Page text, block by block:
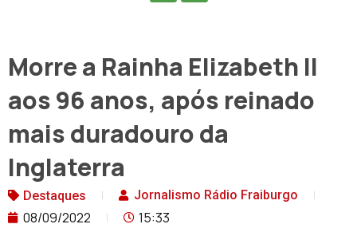
Morre a Rainha Elizabeth II
aos 96 anos, após reinado
mais duradouro da
Inglaterra
Destaques Jornalismo Rádio Fraiburgo
08/09/2022 15:33